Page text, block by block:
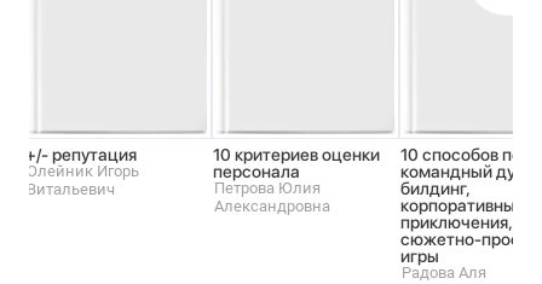
+/- репутация
Олейник Игорь
Витальевич
10 критериев оценки
персонала
Петрова Юлия
Александровна
10 способов
командный дух:
билдинг,
корпоративные
приключения,
сюжетно-
игры
Радова Аля